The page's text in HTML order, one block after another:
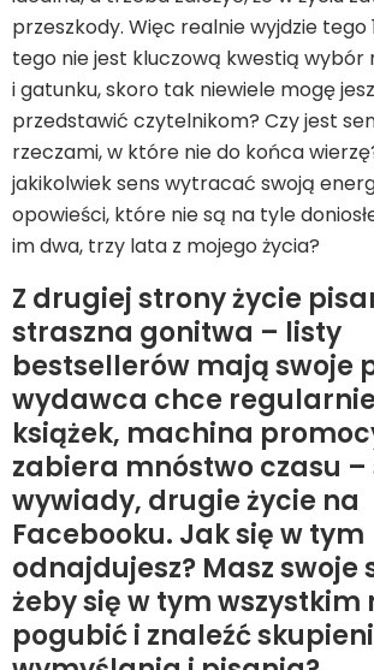
przeszkody. Więc realnie wyjdzie tego
tego nie jest kluczową kwestią
i gatunku, skoro tak niewiele mogę
przedstawić czytelnikom? Czy jest
rzeczami, w które nie do końca
jakikolwiek sens wytracać swoją
opowieści, które nie są na tyle
im dwa, trzy lata z mojego życia?
Z drugiej strony życie
straszna gonitwa – listy
bestsellerów mają swoje
wydawca chce
książek, machina
zabiera mnóstwo czasu
wywiady, drugie życie na
Facebooku. Jak się w tym
odnajdujesz? Masz swoje
żeby się w tym wszystkim
pogubić i znaleźć